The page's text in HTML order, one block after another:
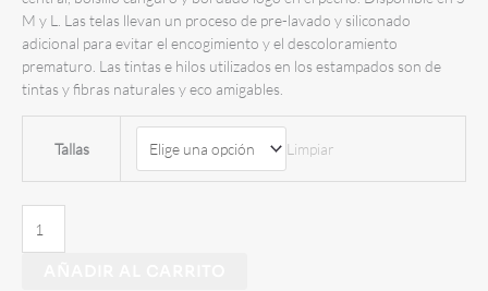
era:
S/ 120.00.
es:
S/ 89.00.
M y L. Las telas llevan un proceso de pre-lavado y siliconado
adicional para evitar el encogimiento y el descoloramiento
prematuro. Las tintas e hilos utilizados en los estampados son de
tintas y fibras naturales y eco amigables.
Tallas Limpiar
Basica